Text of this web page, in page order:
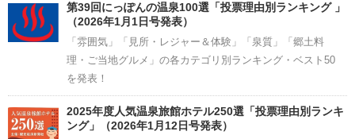
第39回にっぽんの温泉100選「投票理由別ランキング 」
（2026年1月1日号発表）
「雰囲気」「見所・レジャー＆体験」「泉質」「郷土料
理・ご当地グルメ」の各カテゴリ別ランキング・ベスト50
を発表！
2025年度人気温泉旅館ホテル250選「投票理由別ランキ
ング」（2026年1月12日号発表）